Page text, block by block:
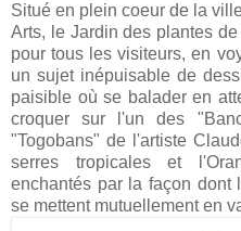
Situé en plein coeur de la
Arts, le Jardin des plantes
pour tous les visiteurs, en
un sujet inépuisable de
paisible où se balader en
croquer sur l'un des
"Togobans" de l'artiste
serres tropicales et
enchantés par la façon dont
se mettent mutuellement en